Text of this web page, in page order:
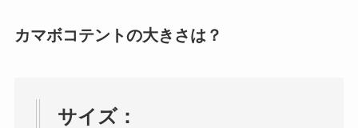
カマボコテントの大きさは？
サイズ：